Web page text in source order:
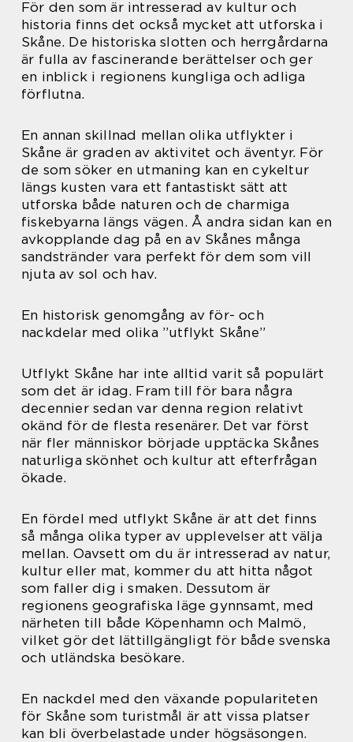
För den som är intresserad av kultur och
historia finns det också mycket att utforska i
Skåne. De historiska slotten och herrgårdarna
är fulla av fascinerande berättelser och ger
en inblick i regionens kungliga och adliga
förflutna.
En annan skillnad mellan olika utflykter i
Skåne är graden av aktivitet och äventyr. För
de som söker en utmaning kan en cykeltur
längs kusten vara ett fantastiskt sätt att
utforska både naturen och de charmiga
fiskebyarna längs vägen. Å andra sidan kan en
avkopplande dag på en av Skånes många
sandstränder vara perfekt för dem som vill
njuta av sol och hav.
En historisk genomgång av för- och
nackdelar med olika ”utflykt Skåne”
Utflykt Skåne har inte alltid varit så populärt
som det är idag. Fram till för bara några
decennier sedan var denna region relativt
okänd för de flesta resenärer. Det var först
när fler människor började upptäcka Skånes
naturliga skönhet och kultur att efterfrågan
ökade.
En fördel med utflykt Skåne är att det finns
så många olika typer av upplevelser att välja
mellan. Oavsett om du är intresserad av natur,
kultur eller mat, kommer du att hitta något
som faller dig i smaken. Dessutom är
regionens geografiska läge gynnsamt, med
närheten till både Köpenhamn och Malmö,
vilket gör det lättillgängligt för både svenska
och utländska besökare.
En nackdel med den växande populariteten
för Skåne som turistmål är att vissa platser
kan bli överbelastade under högsäsongen.